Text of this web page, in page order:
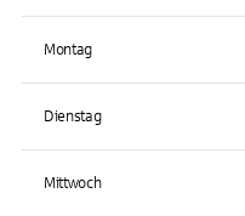
Montag
Dienstag
Mittwoch